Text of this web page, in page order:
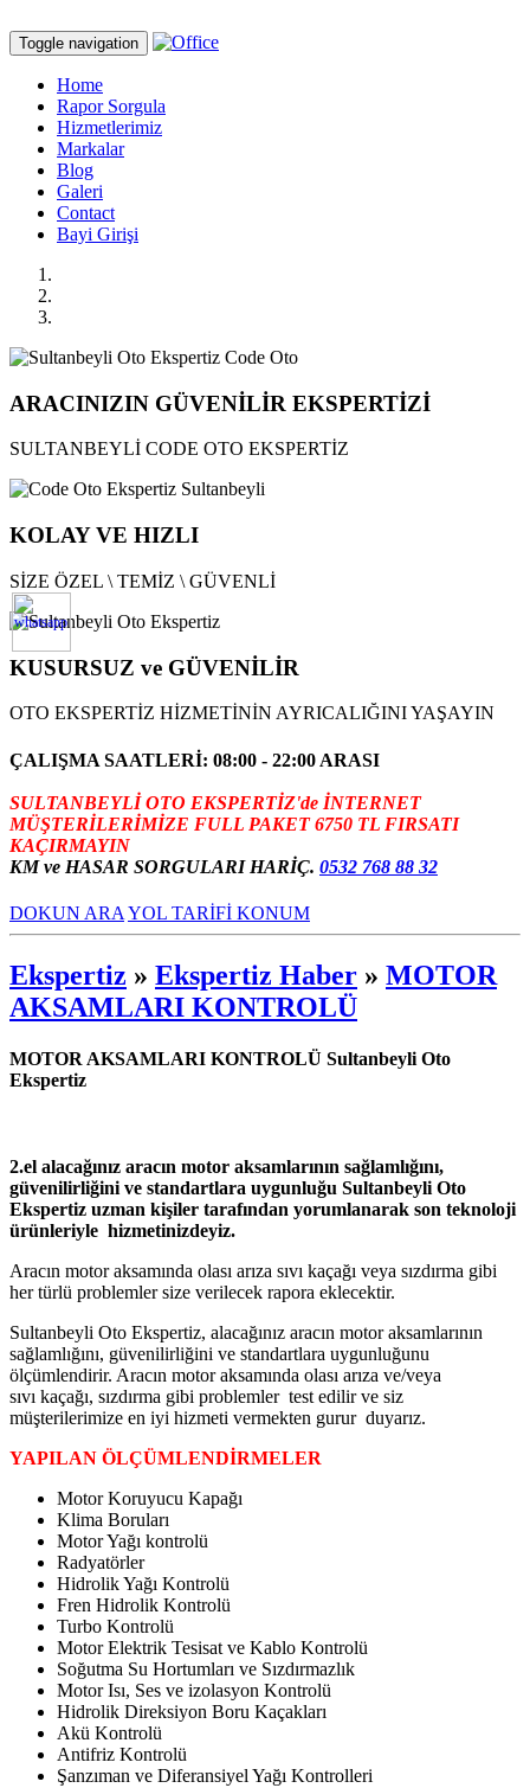
Toggle navigation
Home
Rapor Sorgula
Hizmetlerimiz
Markalar
Blog
Galeri
Contact
Bayi Girişi
ARACINIZIN GÜVENİLİR EKSPERTİZİ
SULTANBEYLİ CODE OTO EKSPERTİZ
KOLAY VE HIZLI
SİZE ÖZEL \ TEMİZ \ GÜVENLİ
KUSURSUZ ve GÜVENİLİR
OTO EKSPERTİZ HİZMETİNİN AYRICALIĞINI YAŞAYIN
ÇALIŞMA SAATLERİ: 08:00 - 22:00 ARASI
SULTANBEYLİ OTO EKSPERTİZ'de İNTERNET
MÜŞTERİLERİMİZE FULL PAKET 6750 TL FIRSATI
KAÇIRMAYIN
KM ve HASAR SORGULARI HARİÇ. 0532 768 88 32
DOKUN ARA YOL TARİFİ KONUM
Ekspertiz » Ekspertiz Haber » MOTOR
AKSAMLARI KONTROLÜ
MOTOR AKSAMLARI KONTROLÜ Sultanbeyli Oto
Ekspertiz
2.el alacağınız aracın motor aksamlarının sağlamlığını,
güvenilirliğini ve standartlara uygunluğu Sultanbeyli Oto
Ekspertiz uzman kişiler tarafından yorumlanarak son teknoloji
ürünleriyle hizmetinizdeyiz.
Aracın motor aksamında olası arıza sıvı kaçağı veya sızdırma gibi
her türlü problemler size verilecek rapora eklecektir.
Sultanbeyli Oto Ekspertiz, alacağınız aracın motor aksamlarının
sağlamlığını, güvenilirliğini ve standartlara uygunluğunu
ölçümlendirir. Aracın motor aksamında olası arıza ve/veya
sıvı kaçağı, sızdırma gibi problemler test edilir ve siz
müşterilerimize en iyi hizmeti vermekten gurur duyarız.
YAPILAN ÖLÇÜMLENDİRMELER
Motor Koruyucu Kapağı
Klima Boruları
Motor Yağı kontrolü
Radyatörler
Hidrolik Yağı Kontrolü
Fren Hidrolik Kontrolü
Turbo Kontrolü
Motor Elektrik Tesisat ve Kablo Kontrolü
Soğutma Su Hortumları ve Sızdırmazlık
Motor Isı, Ses ve izolasyon Kontrolü
Hidrolik Direksiyon Boru Kaçakları
Akü Kontrolü
Antifriz Kontrolü
Şanzıman ve Diferansiyel Yağı Kontrolleri